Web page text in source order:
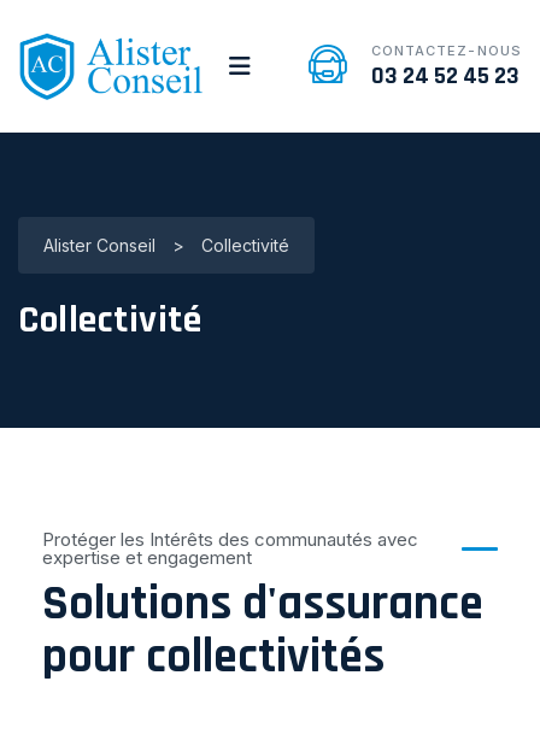
CONTACTEZ-NOUS
03 24 52 45 23
Alister Conseil > Collectivité
Collectivité
Protéger les Intérêts des communautés avec
expertise et engagement
Solutions d'assurance
pour collectivités